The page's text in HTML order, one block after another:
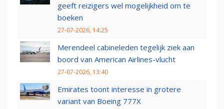
geeft reizigers wel mogelijkheid om te
boeken
27-07-2026, 14:25
Merendeel cabineleden tegelijk ziek aan
boord van American Airlines-vlucht
27-07-2026, 13:40
Emirates toont interesse in grotere
variant van Boeing 777X